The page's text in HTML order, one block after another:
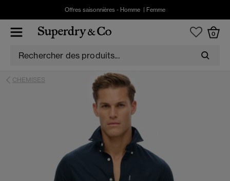
Offres saisonnières - Homme Femme
0
CHEMISES